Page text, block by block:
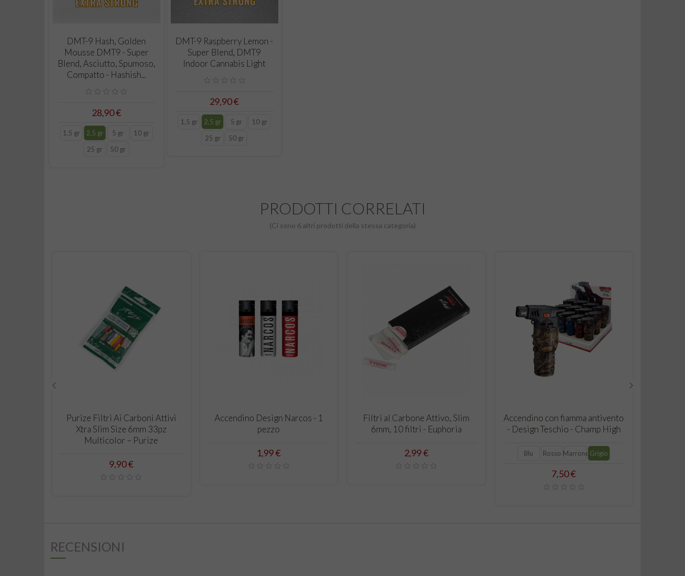
CARRELLO
DMT-9 Hash, Golden
Mousse DMT9 - Super
Blend, Asciutto, Spumoso,
Compatto - Hashish...
28,90 €
1,5 gr 2,5 gr 5 gr
10 gr
25 gr
50 gr
CARRELLO
DMT-9 Raspberry Lemon -
Super Blend, DMT9
Indoor Cannabis Light
29,90 €
1,5 gr 2,5 gr 5 gr
10 gr
25 gr
50 gr
PRODOTTI CORRELATI
(Ci sono 6 altri prodotti della stessa categoria)
CARRELLO
Purize Filtri Ai Carboni Attivi
Xtra Slim Size 6mm 33pz
Multicolor – Purize
Prezzo
9,90 €
CARRELLO
Accendino Design Narcos - 1
pezzo
Prezzo
1,99 €
CARRELLO
Filtri al Carbone Attivo, Slim
6mm, 10 filtri - Euphoria
Prezzo
2,99 €
CARRELLO
Accendino con fiamma antivento
- Design Teschio - Champ High
Blu Rosso Marrone Grigio
Prezzo
7,50 €
RECENSIONI